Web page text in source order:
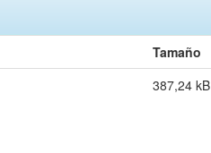
Tamaño
387,24 kB